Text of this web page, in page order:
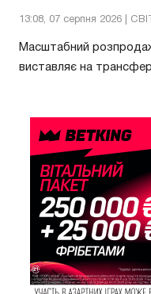
13:08, 07 серпня 2026 |
Масштабний
виставляє на трансфер